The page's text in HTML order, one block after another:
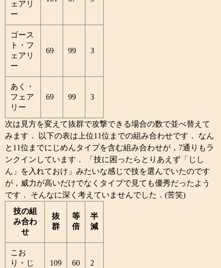
ェアリ
ー
ゴース
ト・フ
ェアリ
ー
69 99 3
あく・
フェア
リー
69 99 3
次は見方を変えて抜群で攻撃できる場合の数で並べ替えて
みます． 以下の表は上位11位までの組み合わせです． なん
と11位までにじめんタイプを含む組み合わせが，7通りもラ
ンクインしています． 「技に困ったらとりあえず「じし
ん」を入れておけ」みたいな感じで技を選んでいたのです
が，威力が高いだけでなくタイプで見ても優秀だったよう
です． そんなに深く考えていませんでした．(苦笑)
技の組
み合わ
せ
抜
群
等
倍
半
減
こお
り・じ
109 60 2